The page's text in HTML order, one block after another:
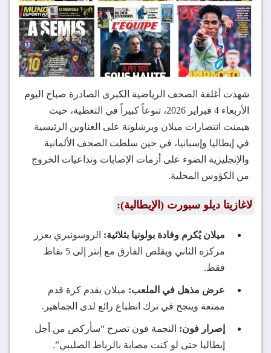
شهدت أغلفة الصحف الرياضية الكبرى الصادرة صباح اليوم
الأربعاء 4 فبراير 2026، تنوعاً كبيراً في التغطية، حيث
هيمنت انتصارات ميلان وبرشلونة على العناوين الرئيسية
في إيطاليا وإسبانيا، في حين سلطت الصحف الألمانية
والإنجليزية الضوء على أزمات الإصابات وتداعيات الخروج
من الكؤوس المحلية.
لاغازيتا ديلو سبورت (الإيطالية):
ميلان يُكرم وفادة بولونيا بثلاثية: الروسونيري يعزز
مركزه الثاني ويقلص الفارق مع إنتر إلى 5 نقاط
فقط.
عرض مذهل في الملعب: ميلان يقدم كرة قدم
ممتعة وينجح في ترك انطباع رائع لدى الجماهير.
إصرار فون: النجمة فون تصرح “سأركض من أجل
إيطاليا حتى لو كنت مصابة بالرباط الصليبي”.